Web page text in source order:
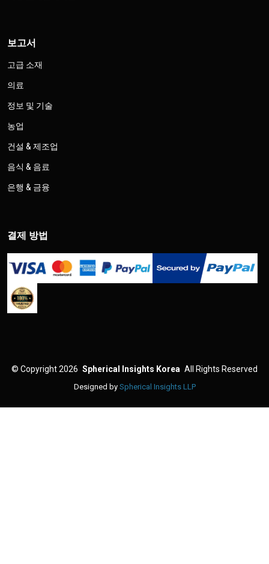
보고서
고급 소재
의료
정보 및 기술
농업
건설 & 제조업
음식 & 음료
은행 & 금융
결제 방법
© Copyright 2026 Spherical Insights Korea All Rights Reserved
Designed by Spherical Insights LLP